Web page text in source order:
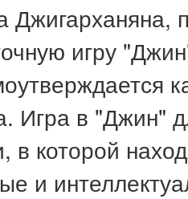
Джигарханяна,
игру
Игра в "Джин"
в которой
и